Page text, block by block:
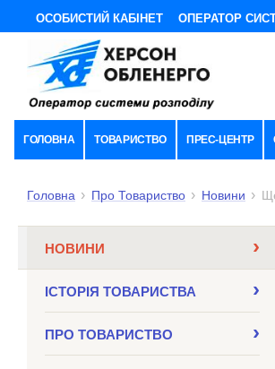
ОСОБИСТИЙ КАБІНЕТ ОПЕРАТОР
ГОЛОВНА ТОВАРИСТВО ПРЕС-ЦЕНТР
Головна Про Товариство Новини
НОВИНИ
ІСТОРІЯ ТОВАРИСТВА
ПРО ТОВАРИСТВО